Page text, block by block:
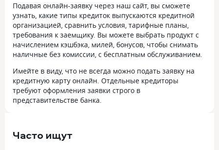
Подавая онлайн-заявку через наш сайт, вы сможете
узнать, какие типы кредиток выпускаются кредитной
организацией, сравнить условия, тарифные планы,
требования к заемщику. Вы можете выбрать продукт с
начислением кэшбэка, милей, бонусов, чтобы снимать
наличные без комиссии, с бесплатным обслуживанием.
Имейте в виду, что не всегда можно подать заявку на
кредитную карту онлайн. Отдельные кредиторы
требуют оформления заявки строго в
представительстве банка.
Часто ищут